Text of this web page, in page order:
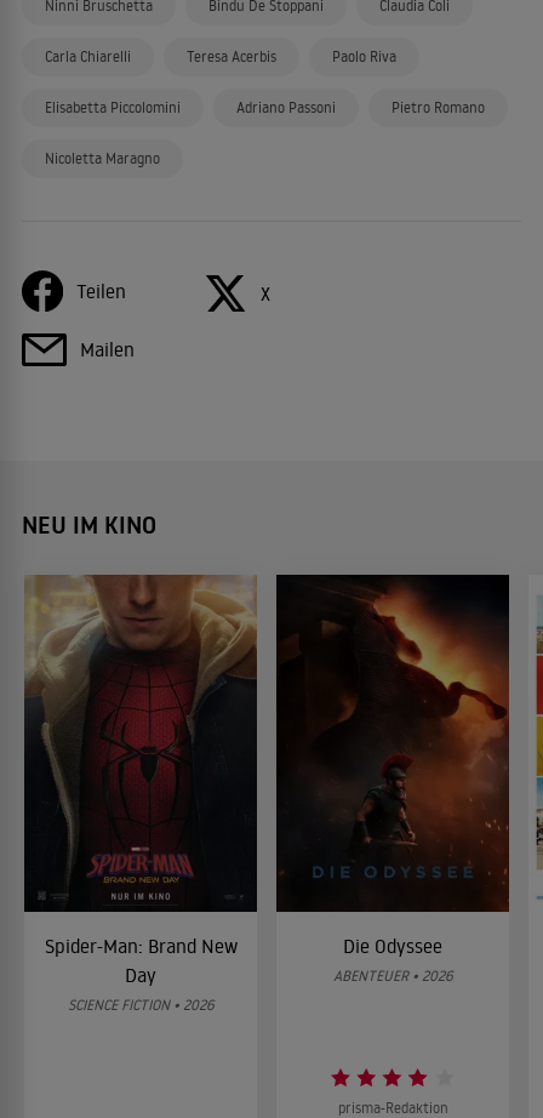
Ninni Bruschetta Bindu De Stoppani Claudia Coli
Carla Chiarelli Teresa Acerbis Paolo Riva
Elisabetta Piccolomini Adriano Passoni Pietro Romano
Nicoletta Maragno
Teilen X
Mailen
NEU IM KINO
Spider-Man: Brand New
Day
SCIENCE FICTION • 2026
Die Odyssee
ABENTEUER • 2026
prisma-Redaktion